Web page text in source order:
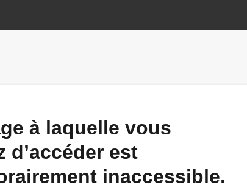
à laquelle vous
d’accéder est
inaccessible.